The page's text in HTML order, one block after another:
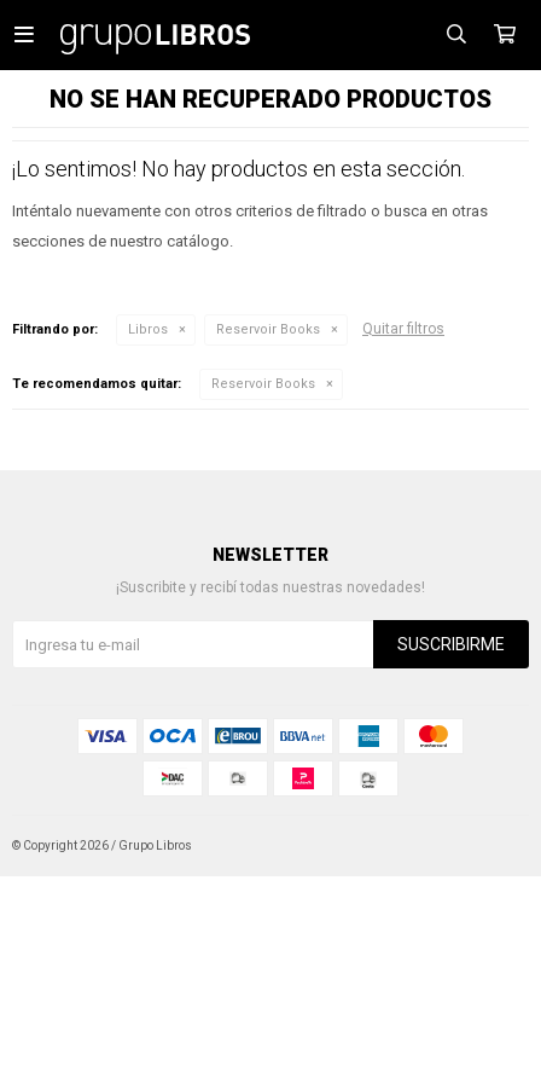

NO SE HAN RECUPERADO PRODUCTOS
¡Lo sentimos! No hay productos en esta sección.
Inténtalo nuevamente con otros criterios de filtrado o busca en otras
secciones de nuestro catálogo.
Filtrando por: Libros Reservoir Books Quitar filtros
Te recomendamos quitar: Reservoir Books
NEWSLETTER
¡Suscribite y recibí todas nuestras novedades!
SUSCRIBIRME
© Copyright 2026 / Grupo Libros